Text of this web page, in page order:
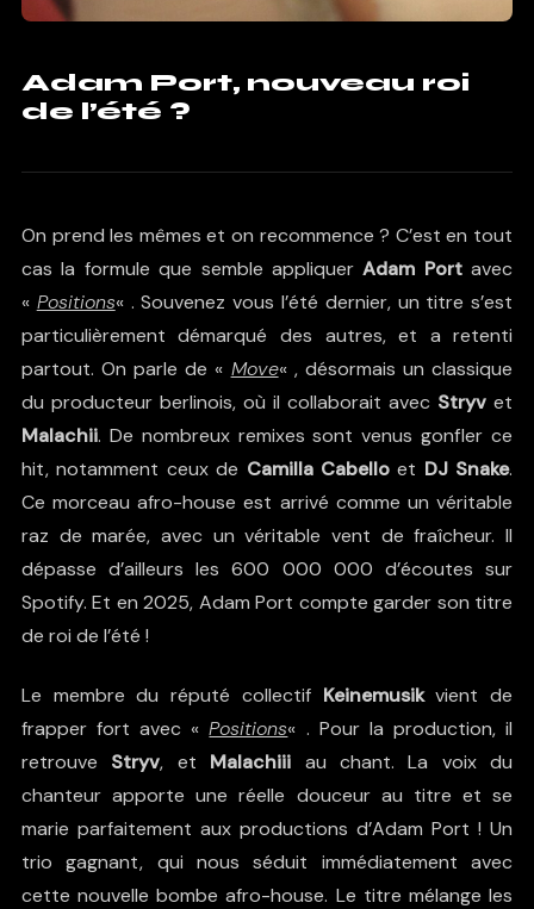
Adam Port, nouveau roi
de l’été ?
On prend les mêmes et on recommence ? C’est en tout
cas la formule que semble appliquerAdam Portavec
« Positions« . Souvenez vous l’été dernier, un titre s’est
particulièrement démarqué des autres, et a retenti
partout. On parle de « Move« , désormais un classique
du producteur berlinois, où il collaborait avec Stryv et
Malachii. De nombreux remixes sont venus gonfler ce
hit, notamment ceux de Camilla Cabelloet DJ Snake.
Ce morceau afro-house est arrivé comme un véritable
raz de marée, avec un véritable vent de fraîcheur. Il
dépasse d’ailleurs les 600 000 000 d’écoutes sur
Spotify. Et en 2025, Adam Port compte garder son titre
de roi de l’été !
Le membre du réputé collectif Keinemusikvient de
frapper fort avec «Positions« . Pour la production, il
retrouve Stryv, et Malachiii au chant. La voix du
chanteur apporte une réelle douceur au titre et se
marie parfaitement aux productions d’Adam Port ! Un
trio gagnant, qui nous séduit immédiatement avec
cette nouvelle bombe afro-house. Le titre mélange les